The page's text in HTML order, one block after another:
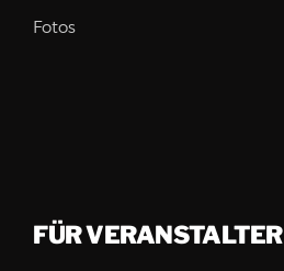
Fotos
FÜR VERANSTALTER